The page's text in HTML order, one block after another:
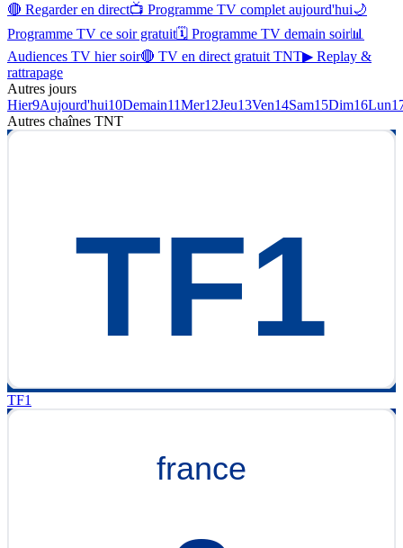
🔴 Regarder en direct📺 Programme TV complet aujourd'hui🌙
Programme TV ce soir gratuit🗓 Programme TV demain soir📊
Audiences TV hier soir🔴 TV en direct gratuit TNT▶ Replay &
rattrapage
Autres jours
Hier9Aujourd'hui10Demain11Mer12Jeu13Ven14Sam15Dim16Lun
Autres chaînes TNT
TF1